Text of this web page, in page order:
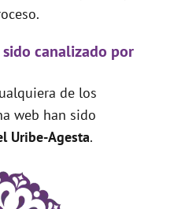
sido canalizado por
de los
web han sido
Uribe-Agesta.